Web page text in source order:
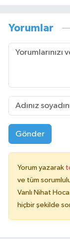
Yorumlar
Gönder
Yorum yazarak
ve tüm
Vanlı Nihat
hiçbir şekilde